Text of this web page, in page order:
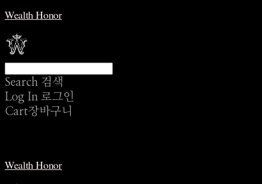
Wealth Honor
Search 검색
Log In 로그인
Cart장바구니
Wealth Honor